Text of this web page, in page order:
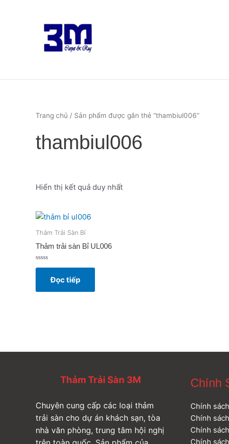
Trang chủ / Sản phẩm được gắn thẻ “thambiul006”
thambiul006
Hiển thị kết quả duy nhất
Thảm Trải Sàn Bỉ
Thảm trải sàn Bỉ UL006
Được
5
Đọc tiếp
Thảm Trải Sàn 3M
Chuyên cung cấp các loại thảm
trải sàn cho dự án khách sạn, tòa
nhà văn phòng, trung tâm hội nghị
Chính
Chính
Chính
Chính
Chính